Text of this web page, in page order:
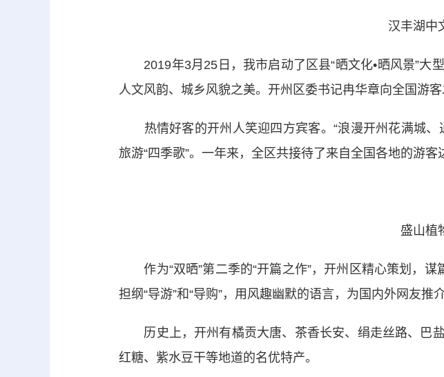
汉丰湖中
2019年3月25日，我市启动了区县“晒文化•晒风景”大
人文风韵、城乡风貌之美。开州区委书记冉华章向全国游客
热情好客的开州人笑迎四方宾客。“浪漫开州花满城、
旅游“四季歌”。一年来，全区共接待了来自全国各地的游客
盛山植
作为“双晒”第二季的“开篇之作”，开州区精心策划，谋
担纲“导游”和“导购”，用风趣幽默的语言，为国内外网友推
历史上，开州有橘贡大唐、茶香长安、绢走丝路、巴盐
红糖、紫水豆干等地道的名优特产。